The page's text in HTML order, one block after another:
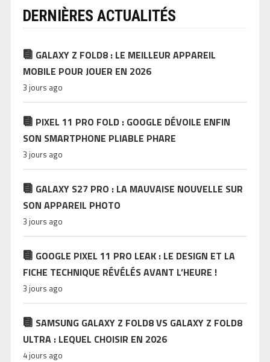
DERNIÈRES ACTUALITÉS
GALAXY Z FOLD8 : LE MEILLEUR APPAREIL
MOBILE POUR JOUER EN 2026
3 jours ago
PIXEL 11 PRO FOLD : GOOGLE DÉVOILE ENFIN
SON SMARTPHONE PLIABLE PHARE
3 jours ago
GALAXY S27 PRO : LA MAUVAISE NOUVELLE SUR
SON APPAREIL PHOTO
3 jours ago
GOOGLE PIXEL 11 PRO LEAK : LE DESIGN ET LA
FICHE TECHNIQUE RÉVÉLÉS AVANT L’HEURE !
3 jours ago
SAMSUNG GALAXY Z FOLD8 VS GALAXY Z FOLD8
ULTRA : LEQUEL CHOISIR EN 2026
4 jours ago